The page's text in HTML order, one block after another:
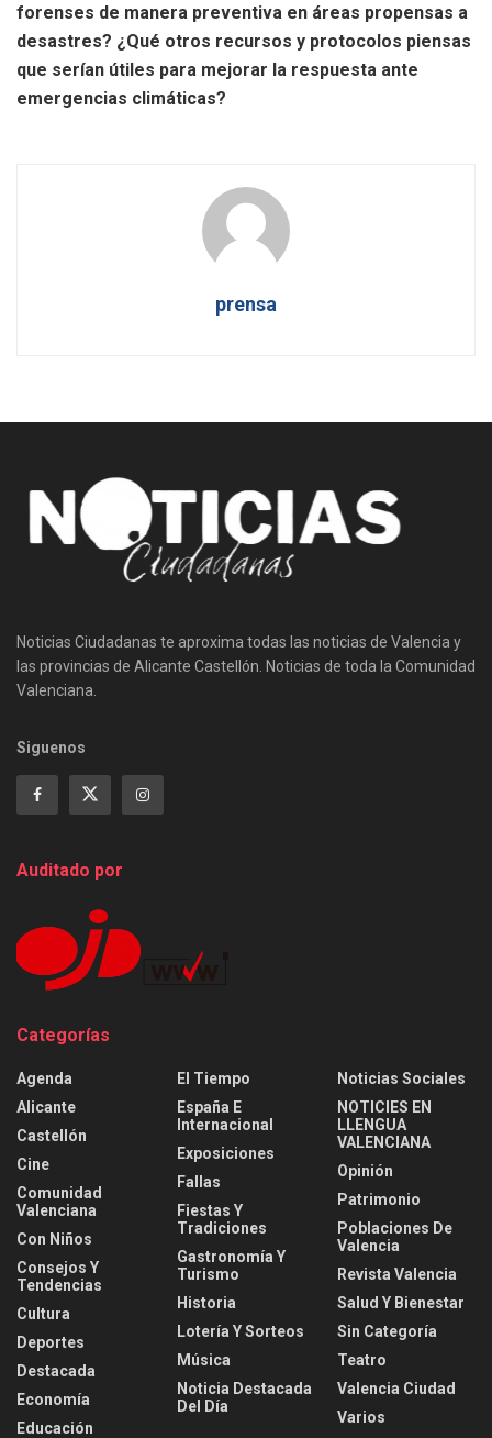
forenses de manera preventiva en áreas propensas a
desastres? ¿Qué otros recursos y protocolos piensas
que serían útiles para mejorar la respuesta ante
emergencias climáticas?
prensa
Noticias Ciudadanas te aproxima todas las noticias de Valencia y
las provincias de Alicante Castellón. Noticias de toda la Comunidad
Valenciana.
Siguenos
Auditado por
Categorías
Agenda
Alicante
Castellón
Cine
Comunidad
Valenciana
Con Niños
Consejos Y
Tendencias
Cultura
Deportes
Destacada
Economía
Educación
El Tiempo
España E
Internacional
Exposiciones
Fallas
Fiestas Y
Tradiciones
Gastronomía Y
Turismo
Historia
Lotería Y Sorteos
Música
Noticia Destacada
Del Día
Noticias Sociales
NOTICIES EN
LLENGUA
VALENCIANA
Opinión
Patrimonio
Poblaciones De
Valencia
Revista Valencia
Salud Y Bienestar
Sin Categoría
Teatro
Valencia Ciudad
Varios